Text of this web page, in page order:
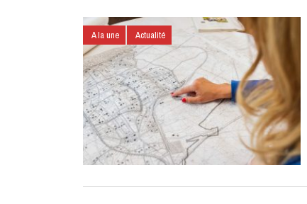
A la une Actualité